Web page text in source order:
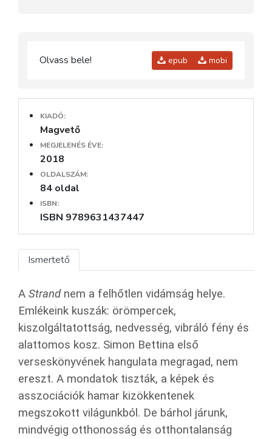
Olvass bele! epub mobi
KIADÓ:
Magvető
MEGJELENÉS ÉVE:
2018
OLDALSZÁM:
84 oldal
ISBN:
ISBN 9789631437447
Ismertető
A Strandnem a felhőtlen vidámság helye.
Emlékeink kuszák: örömpercek,
kiszolgáltatottság, nedvesség, vibráló fény és
alattomos kosz. Simon Bettina első
verseskönyvének hangulata megragad, nem
ereszt. A mondatok tiszták, a képek és
asszociációk hamar kizökkentenek
megszokott világunkból. De bárhol járunk,
mindvégig otthonosság és otthontalanság